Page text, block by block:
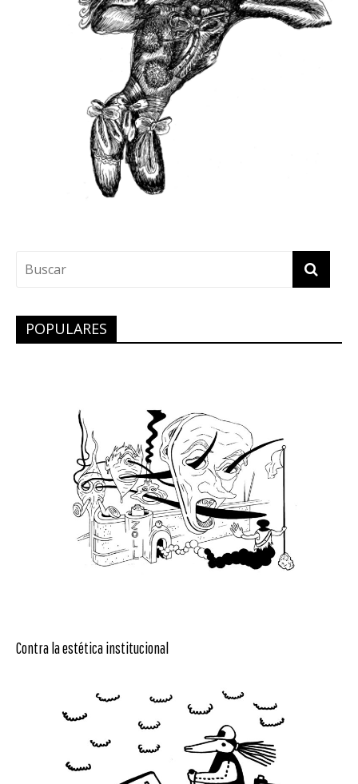
POPULARES
Contra la estética institucional